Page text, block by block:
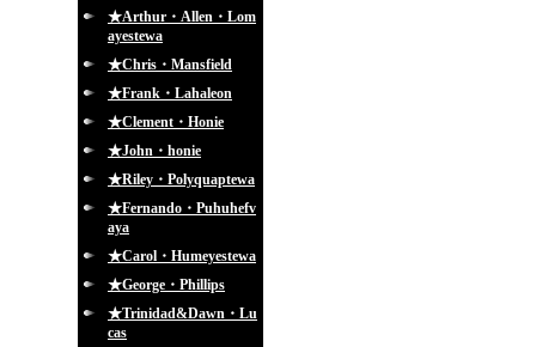
★Arthur・Allen・Lom
ayestewa
★Chris・Mansfield
★Frank・Lahaleon
★Clement・Honie
★John・honie
★Riley・Polyquaptewa
★Fernando・Puhuhefv
aya
★Carol・Humeyestewa
★George・Phillips
★Trinidad&Dawn・Lu
cas